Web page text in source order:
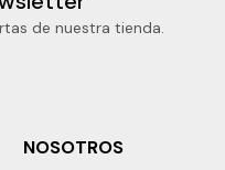
de nuestra tienda.
NOSOTROS